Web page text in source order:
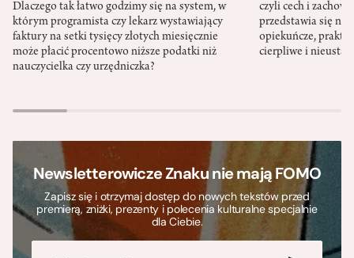
Dlaczego tak łatwo godzimy się na system, w
którym programista czy lekarz wystawiający
faktury na setki tysięcy złotych miesięcznie
może płacić procentowo niższe podatki niż
nauczycielka czy urzędniczka?
czyli cech i
przedstawia się
opiekuńcze,
cierpliwe i
Newsletterowicze Znaku nie mają FOMO
Zapisz się i otrzymaj dostęp do nowych tekstów przed
premierą, zniżki, prezenty i polecenia kulturalne specjalnie
dla Ciebie.